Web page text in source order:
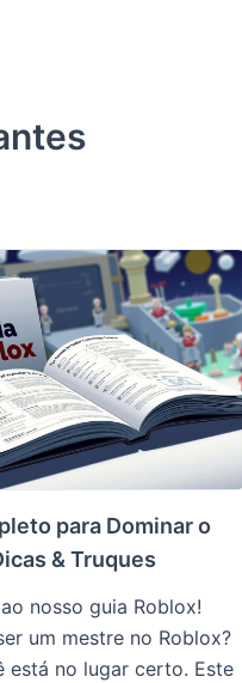
para Dominar o
& Truques
nosso guia Roblox!
um mestre no Roblox?
está no lugar certo. Este